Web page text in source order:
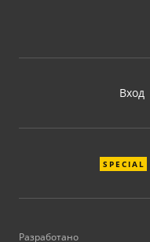
Вход
SPECIAL
Разработано